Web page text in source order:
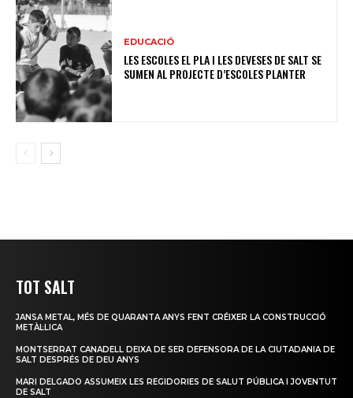
EDUCACIÓ
LES ESCOLES EL PLA I LES DEVESES DE SALT SE
SUMEN AL PROJECTE D’ESCOLES PLANTER
TOT SALT
JANSA METAL, MÉS DE QUARANTA ANYS FENT CRÉIXER LA CONSTRUCCIÓ
METÀL·LICA
MONTSERRAT CANADELL DEIXA DE SER DEFENSORA DE LA CIUTADANIA DE
SALT DESPRÉS DE DEU ANYS
MARI DELGADO ASSUMEIX LES REGIDORIES DE SALUT PÚBLICA I JOVENTUT
DE SALT